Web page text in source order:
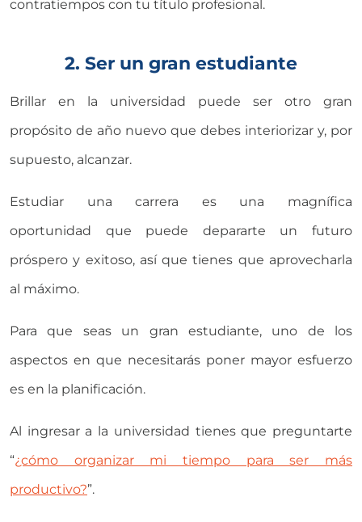
contratiempos con tu título profesional.
2. Ser un gran estudiante
Brillar en la universidad puede ser otro gran
propósito de año nuevo que debes interiorizar y, por
supuesto, alcanzar.
Estudiar una carrera es una magnífica
oportunidad que puede depararte un futuro
próspero y exitoso, así que tienes que aprovecharla
al máximo.
Para que seas un gran estudiante, uno de los
aspectos en que necesitarás poner mayor esfuerzo
es en la planificación.
Al ingresar a la universidad tienes que preguntarte
“¿cómo organizar mi tiempo para ser más
productivo?”.